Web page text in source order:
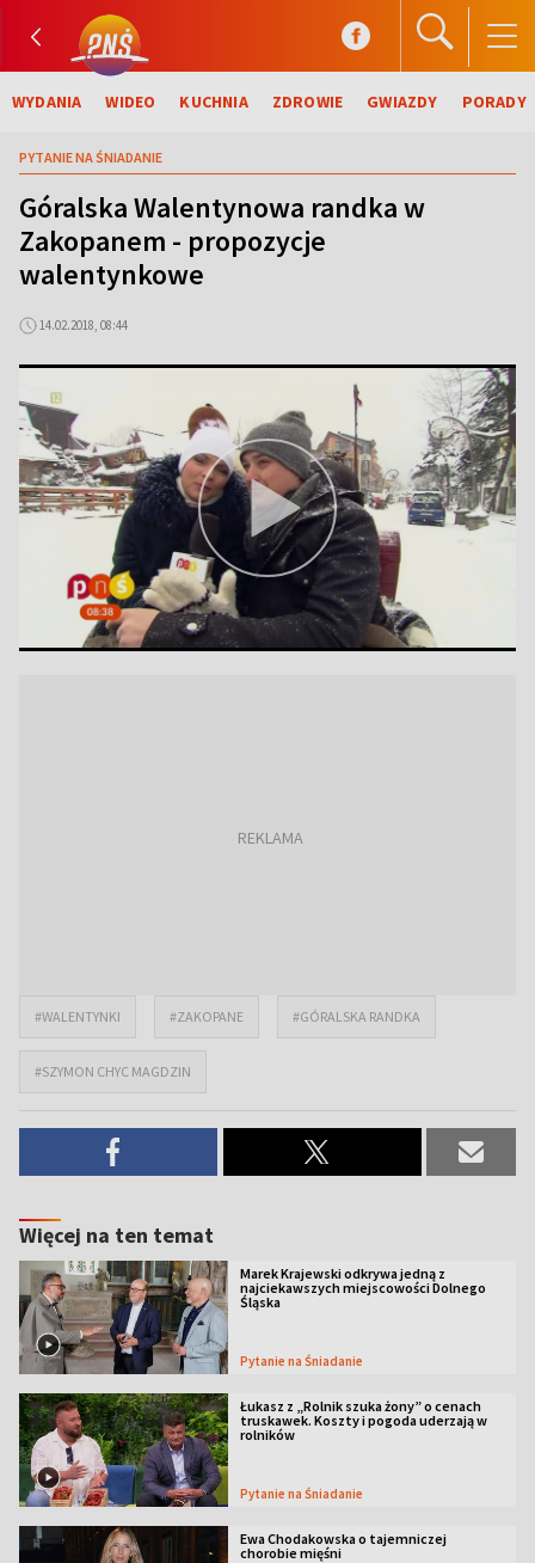
WYDANIA WIDEO KUCHNIA ZDROWIE GWIAZDY PORADY
PYTANIE NA ŚNIADANIE
Góralska Walentynowa randka w
Zakopanem - propozycje
walentynkowe
14.02.2018, 08:44
#WALENTYNKI #ZAKOPANE #GÓRALSKA RANDKA
#SZYMON CHYC MAGDZIN
Więcej na ten temat
Marek Krajewski odkrywa jedną z
najciekawszych miejscowości Dolnego
Śląska
Pytanie na Śniadanie
Łukasz z „Rolnik szuka żony” o cenach
truskawek. Koszty i pogoda uderzają w
rolników
Pytanie na Śniadanie
Ewa Chodakowska o tajemniczej
chorobie mięśni